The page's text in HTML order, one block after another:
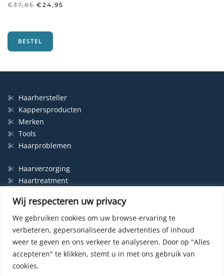
Wij respecteren uw privacy
We gebruiken cookies om uw browse-ervaring te
verbeteren, gepersonaliseerde advertenties of inhoud
weer te geven en ons verkeer te analyseren. Door op "Alles
accepteren" te klikken, stemt u in met ons gebruik van
cookies.
€37,85 Oorspronkelijke
€ 24,95
BESTEL
Haarhersteller
Kappersproducten
Merken
Tools
Haarproblemen
Haarverzorging
Haartreatment
Styling
Shampoo
Haarverf
Permanente haarverf
Semi-permanente haarverf